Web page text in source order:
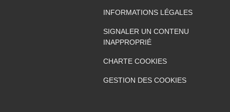
INFORMATIONS LÉGALES
SIGNALER UN CONTENU
INAPPROPRIÉ
CHARTE COOKIES
GESTION DES COOKIES